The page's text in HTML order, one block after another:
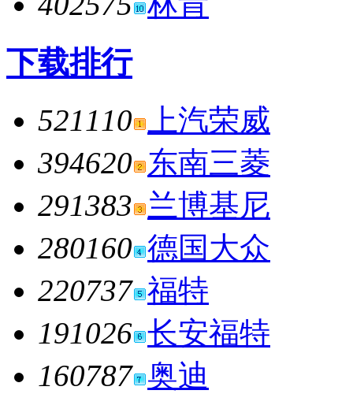
下载排行
521110
上汽荣威
394620 东南三菱
291383 兰博基尼
280160 德国大众
220737 福特
191026 长安福特
160787 奥迪